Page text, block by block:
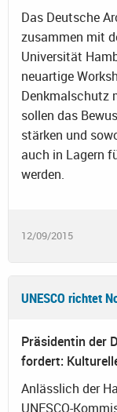
Das Deutsche
zusammen mit
Universität
neuartige
Denkmalschutz
sollen das
stärken und
auch in Lagern
werden.
12/09/2015
UNESCO richtet
Präsidentin der
fordert:
Anlässlich der
UNESCO-